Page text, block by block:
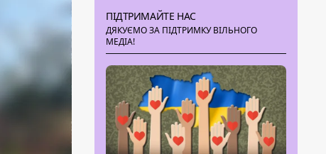
ПІДТРИМАЙТЕ НАС
ДЯКУЄМО ЗА ПІДТРИМКУ ВІЛЬНОГО
МЕДІА!